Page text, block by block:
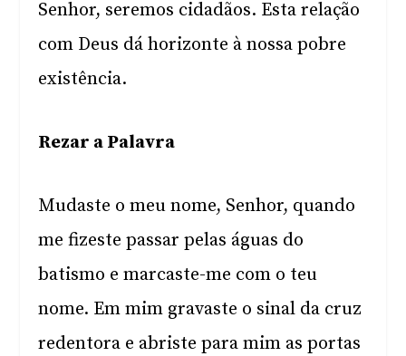
Senhor, seremos cidadãos. Esta relação
com Deus dá horizonte à nossa pobre
existência.
Rezar a Palavra
Mudaste o meu nome, Senhor, quando
me fizeste passar pelas águas do
batismo e marcaste-me com o teu
nome. Em mim gravaste o sinal da cruz
redentora e abriste para mim as portas